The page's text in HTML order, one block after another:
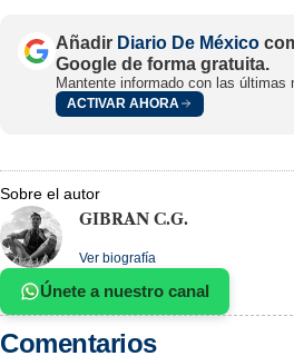
Añadir Diario De México
Google de forma gratuita.
Mantente informado con las últimas
ACTIVAR AHORA
Sobre el autor
GIBRAN C.G.
Ver biografía
Únete a nuestro canal
Comentarios